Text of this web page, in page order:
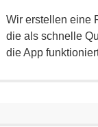
Wir erstellen eine
die als schnelle
die App